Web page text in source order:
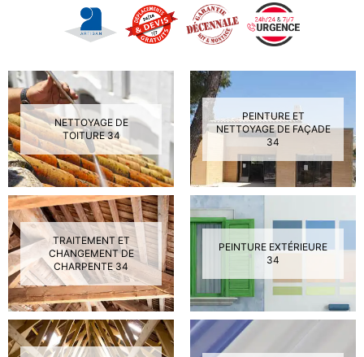
NETTOYAGE DE
TOITURE 34
PEINTURE ET
NETTOYAGE DE FAÇADE
34
TRAITEMENT ET
CHANGEMENT DE
CHARPENTE 34
PEINTURE EXTÉRIEURE
34